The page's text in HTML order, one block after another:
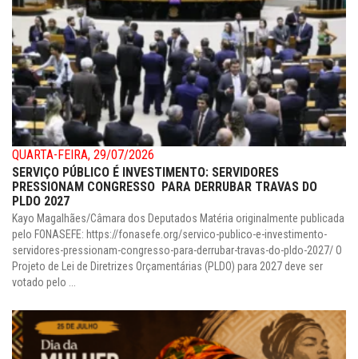
QUARTA-FEIRA, 29/07/2026
SERVIÇO PÚBLICO É INVESTIMENTO: SERVIDORES
PRESSIONAM CONGRESSO PARA DERRUBAR TRAVAS DO
PLDO 2027
Kayo Magalhães/Câmara dos Deputados Matéria originalmente publicada
pelo FONASEFE: https://fonasefe.org/servico-publico-e-investimento-
servidores-pressionam-congresso-para-derrubar-travas-do-pldo-2027/ O
Projeto de Lei de Diretrizes Orçamentárias (PLDO) para 2027 deve ser
votado pelo ...